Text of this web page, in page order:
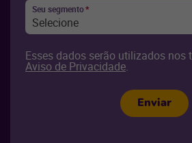
Seu segmento*
Selecione
Esses dados serão utilizados nos
Aviso de Privacidade.
Enviar